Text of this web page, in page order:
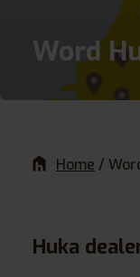
Word
Home /
Huka